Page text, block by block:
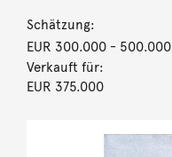
Schätzung:
EUR 300.000- 500.000
Verkauft für:
EUR 375.000